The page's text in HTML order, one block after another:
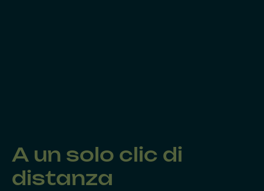
A un solo clic di
distanza